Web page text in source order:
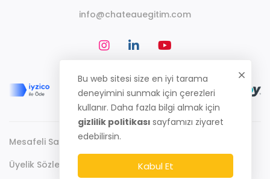
info@chateauegitim.com
Mesafeli Satış Sözleşmesi
Üyelik Sözleşmesi
Bu web sitesi size en iyi tarama
deneyimini sunmak için çerezleri
kullanır. Daha fazla bilgi almak için
gizlilik politikası sayfamızı ziyaret
edebilirsin.
Kabul Et